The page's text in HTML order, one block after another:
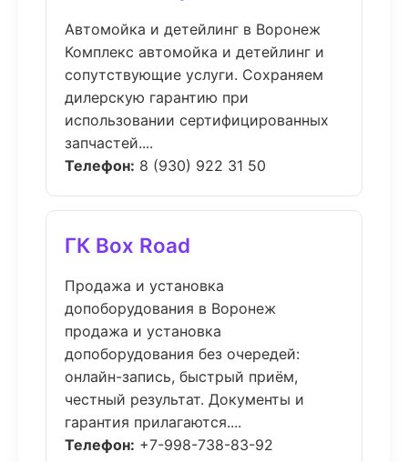
Автомойка и детейлинг в Воронеж
Комплекс автомойка и детейлинг и
сопутствующие услуги. Сохраняем
дилерскую гарантию при
использовании сертифицированных
запчастей....
Телефон: 8 (930) 922 31 50
ГК Box Road
Продажа и установка
допоборудования в Воронеж
продажа и установка
допоборудования без очередей:
онлайн-запись, быстрый приём,
честный результат. Документы и
гарантия прилагаются....
Телефон: +7-998-738-83-92